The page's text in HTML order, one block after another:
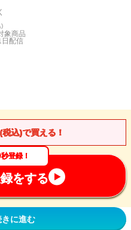
)
象商品
配信
税込)で買える！
登録！
をする
きに進む